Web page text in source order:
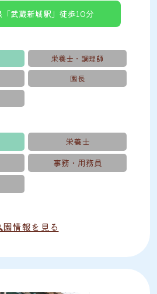
武蔵新城駅」徒歩10分
栄養士・調理師
園長
栄養士
事務・用務員
園情報を見る